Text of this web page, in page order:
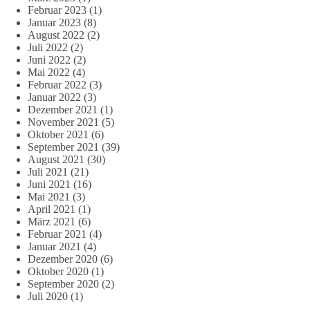
Februar 2023 (1)
Januar 2023 (8)
August 2022 (2)
Juli 2022 (2)
Juni 2022 (2)
Mai 2022 (4)
Februar 2022 (3)
Januar 2022 (3)
Dezember 2021 (1)
November 2021 (5)
Oktober 2021 (6)
September 2021 (39)
August 2021 (30)
Juli 2021 (21)
Juni 2021 (16)
Mai 2021 (3)
April 2021 (1)
März 2021 (6)
Februar 2021 (4)
Januar 2021 (4)
Dezember 2020 (6)
Oktober 2020 (1)
September 2020 (2)
Juli 2020 (1)